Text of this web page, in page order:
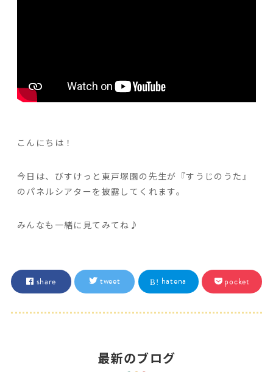
こんにちは！
今日は、びすけっと東戸塚園の先生が『すうじのうた』
のパネルシアターを披露してくれます。
みんなも一緒に見てみてね♪
share tweet hatena pocket
最新のブログ